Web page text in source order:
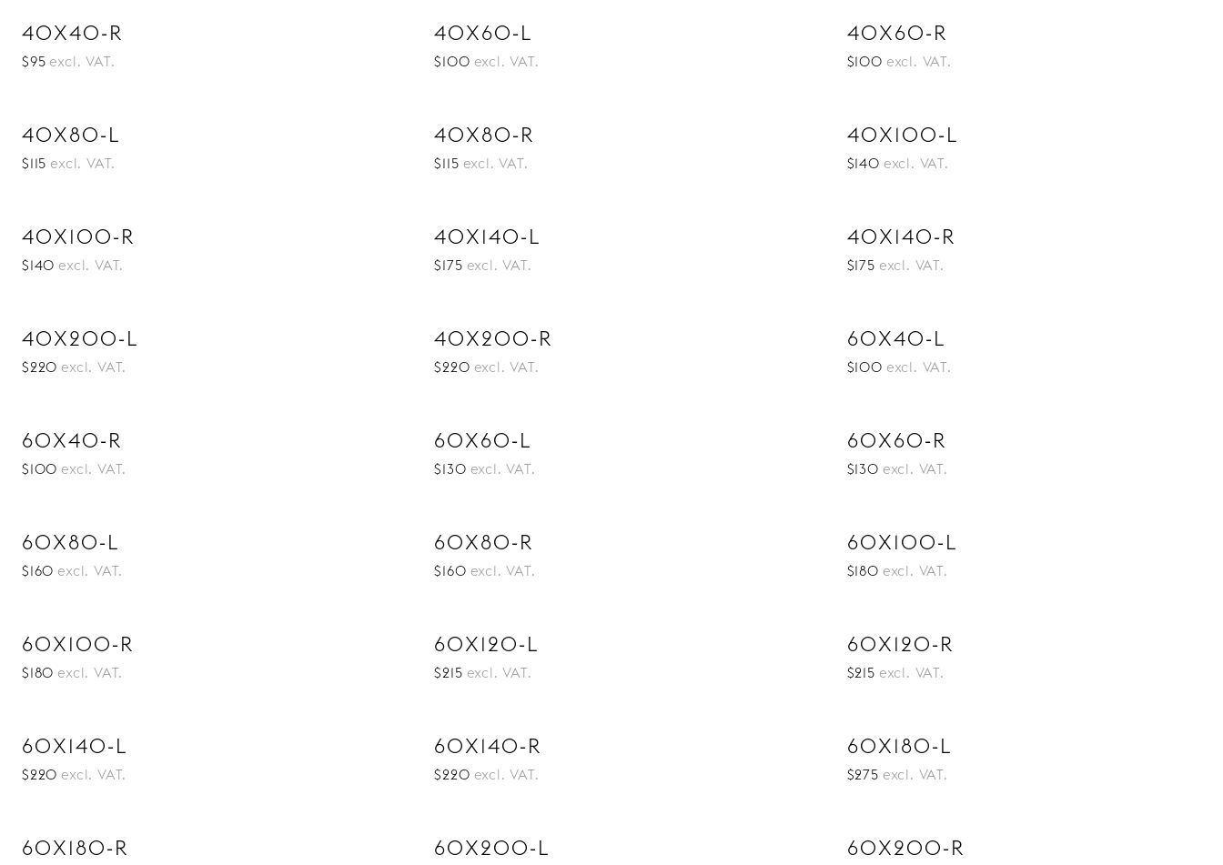
40X40-R
$95 excl. VAT.
40X60-L
$100 excl. VAT.
40X60-R
$100 excl. VAT.
40X80-L
$115 excl. VAT.
40X80-R
$115 excl. VAT.
40X100-L
$140 excl. VAT.
40X100-R
$140 excl. VAT.
40X140-L
$175 excl. VAT.
40X140-R
$175 excl. VAT.
40X200-L
$220 excl. VAT.
40X200-R
$220 excl. VAT.
60X40-L
$100 excl. VAT.
60X40-R
$100 excl. VAT.
60X60-L
$130 excl. VAT.
60X60-R
$130 excl. VAT.
60X80-L
$160 excl. VAT.
60X80-R
$160 excl. VAT.
60X100-L
$180 excl. VAT.
60X100-R
$180 excl. VAT.
60X120-L
$215 excl. VAT.
60X120-R
$215 excl. VAT.
60X140-L
$220 excl. VAT.
60X140-R
$220 excl. VAT.
60X180-L
$275 excl. VAT.
60X180-R 60X200-L 60X200-R